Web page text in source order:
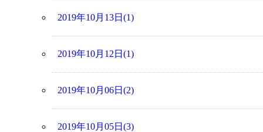
2019年10月13日(1)
2019年10月12日(1)
2019年10月06日(2)
2019年10月05日(3)